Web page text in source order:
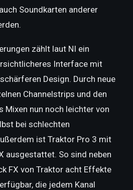
Soundkarten anderer
zählt laut NI ein
Interface mit
Design. Durch neue
Channelstrips und den
Mixen nun noch leichter von
bei schlechten
ist Traktor Pro 3 mit
ausgestattet. So sind neben
FX von Traktor acht Effekte
die jedem Kanal